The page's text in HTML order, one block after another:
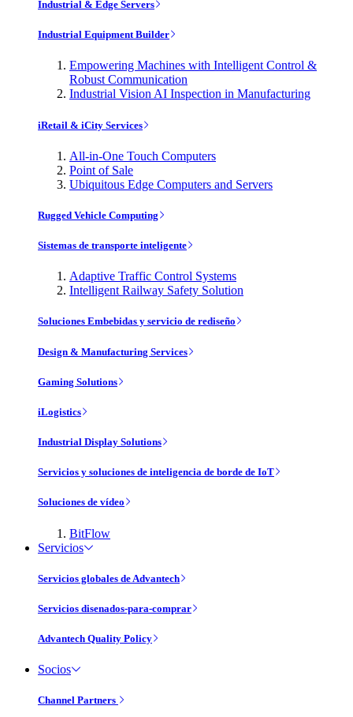
Industrial & Edge Servers
Industrial Equipment Builder
Empowering Machines with Intelligent Control &
Robust Communication
Industrial Vision AI Inspection in Manufacturing
iRetail & iCity Services
All-in-One Touch Computers
Point of Sale
Ubiquitous Edge Computers and Servers
Rugged Vehicle Computing
Sistemas de transporte inteligente
Adaptive Traffic Control Systems
Intelligent Railway Safety Solution
Soluciones Embebidas y servicio de rediseño
Design & Manufacturing Services
Gaming Solutions
iLogistics
Industrial Display Solutions
Servicios y soluciones de inteligencia de borde de IoT
Soluciones de vídeo
BitFlow
Servicios
Servicios globales de Advantech
Servicios disenados-para-comprar
Advantech Quality Policy
Socios
Channel Partners